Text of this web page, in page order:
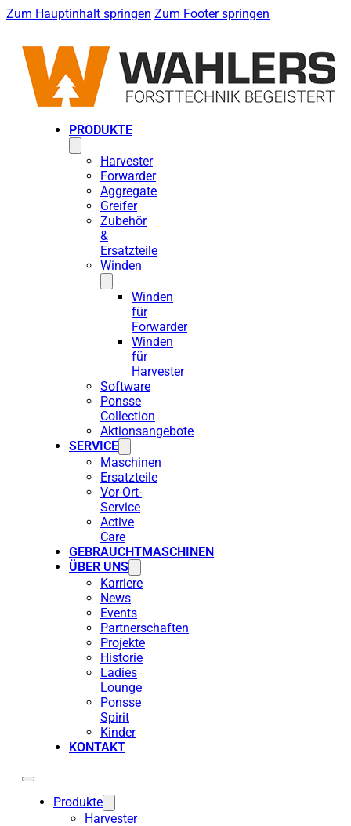
Zum Hauptinhalt springen Zum Footer springen
PRODUKTE
Harvester
Forwarder
Aggregate
Greifer
Zubehör
&
Ersatzteile
Winden
Winden
für
Forwarder
Winden
für
Harvester
Software
Ponsse
Collection
Aktionsangebote
SERVICE
Maschinen
Ersatzteile
Vor-Ort-
Service
Active
Care
GEBRAUCHTMASCHINEN
ÜBER UNS
Karriere
News
Events
Partnerschaften
Projekte
Historie
Ladies
Lounge
Ponsse
Spirit
Kinder
KONTAKT
Produkte
Harvester